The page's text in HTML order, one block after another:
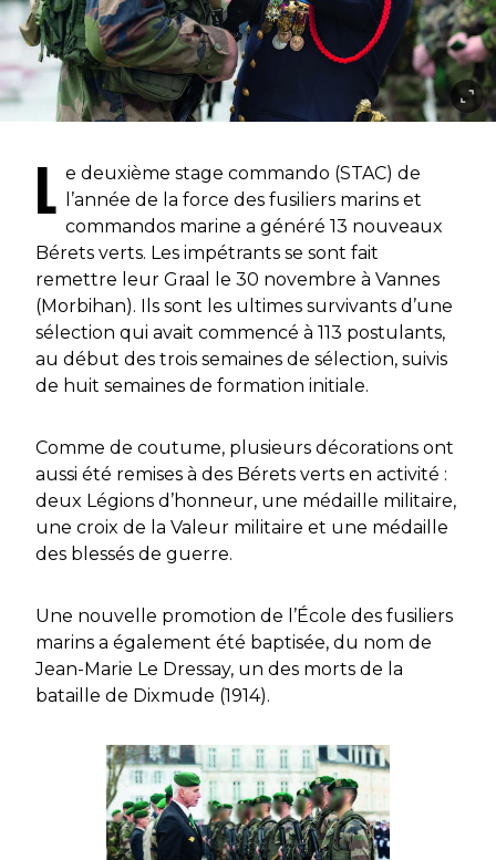
L e deuxième stage commando (STAC) de
l’année de la force des fusiliers marins et
commandos marine a généré 13 nouveaux
Bérets verts. Les impétrants se sont fait
remettre leur Graal le 30 novembre à Vannes
(Morbihan). Ils sont les ultimes survivants d’une
sélection qui avait commencé à 113 postulants,
au début des trois semaines de sélection, suivis
de huit semaines de formation initiale.
Comme de coutume, plusieurs décorations ont
aussi été remises à des Bérets verts en activité :
deux Légions d’honneur, une médaille militaire,
une croix de la Valeur militaire et une médaille
des blessés de guerre.
Une nouvelle promotion de l’École des fusiliers
marins a également été baptisée, du nom de
Jean-Marie Le Dressay, un des morts de la
bataille de Dixmude (1914).